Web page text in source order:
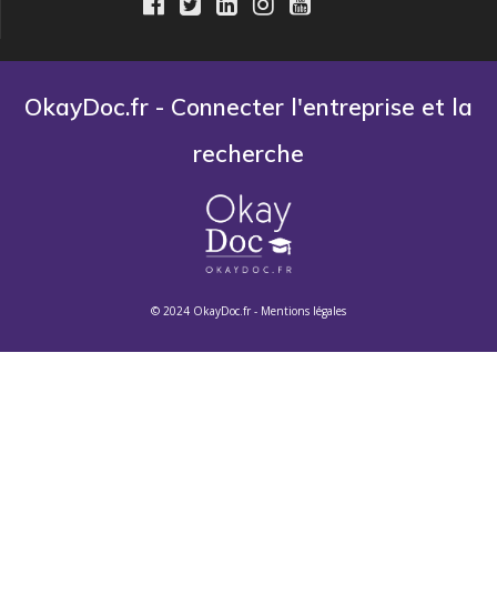
OkayDoc.fr - Connecter l'entreprise et la
recherche
© 2024 OkayDoc.fr - Mentions légales